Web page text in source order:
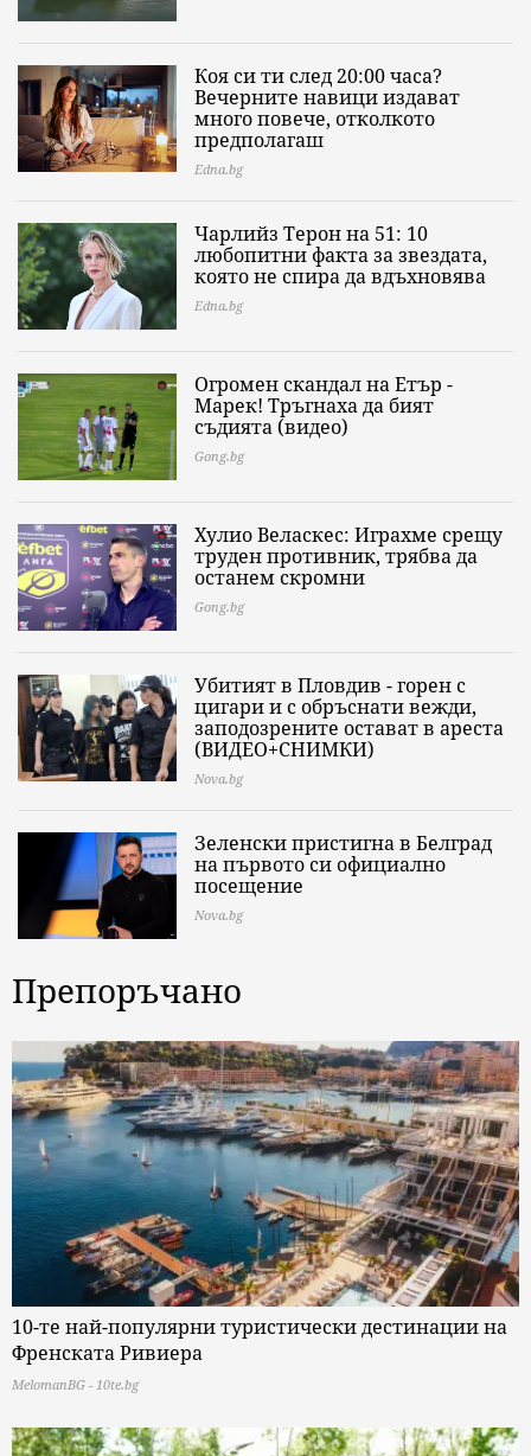
Коя си ти след 20:00 часа?
Вечерните навици издават
много повече, отколкото
предполагаш
Edna.bg
Чарлийз Терон на 51: 10
любопитни факта за звездата,
която не спира да вдъхновява
Edna.bg
Огромен скандал на Етър -
Марек! Тръгнаха да бият
съдията (видео)
Gong.bg
Хулио Веласкес: Играхме срещу
труден противник, трябва да
останем скромни
Gong.bg
Убитият в Пловдив - горен с
цигари и с обръснати вежди,
заподозрените остават в ареста
(ВИДЕО+СНИМКИ)
Nova.bg
Зеленски пристигна в Белград
на първото си официално
посещение
Nova.bg
Препоръчано
10-те най-популярни туристически дестинации на
Френската Ривиера
MelomanBG - 10te.bg